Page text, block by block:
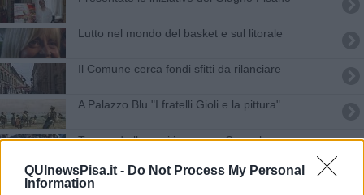
QUInewsPisa.it - Do Not Process My Personal
Information
Lutto nel mondo del basket e sul litorale
Il Comune cerca fondi sfitti da rilanciare
A Palazzo Blu "I fratelli Gioli e la pittura"
Torna ad allenarsi in gruppo Coppola
Ripafratta, lavori sul ponte verso il via